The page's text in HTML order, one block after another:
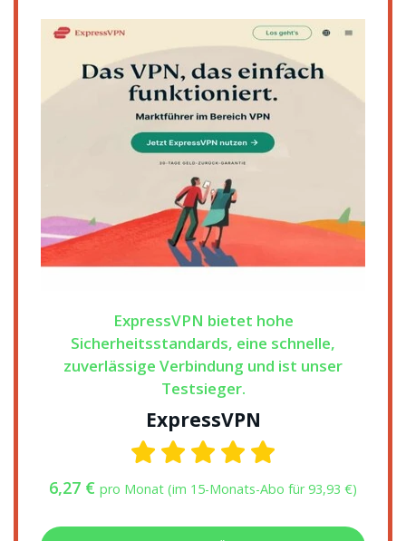
ExpressVPN bietet hohe
Sicherheitsstandards, eine schnelle,
zuverlässige Verbindung und ist unser
Testsieger.
ExpressVPN
6,27 € pro Monat (im 15-Monats-Abo für 93,93 €)